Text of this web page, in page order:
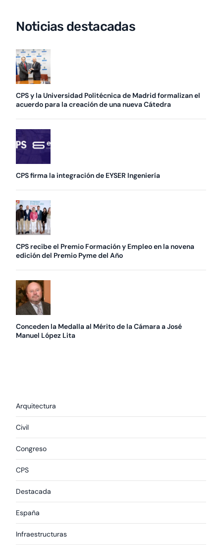
Noticias destacadas
CPS y la Universidad Politécnica de Madrid formalizan el
acuerdo para la creación de una nueva Cátedra
CPS firma la integración de EYSER Ingeniería
CPS recibe el Premio Formación y Empleo en la novena
edición del Premio Pyme del Año
Conceden la Medalla al Mérito de la Cámara a José
Manuel López Lita
Arquitectura
Civil
Congreso
CPS
Destacada
España
Infraestructuras